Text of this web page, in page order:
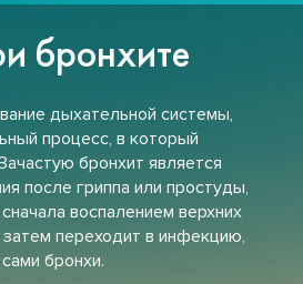
бронхите
дыхательной системы,
процесс, в который
бронхит является
после гриппа или простуды,
воспалением верхних
переходит в инфекцию,
бронхи.